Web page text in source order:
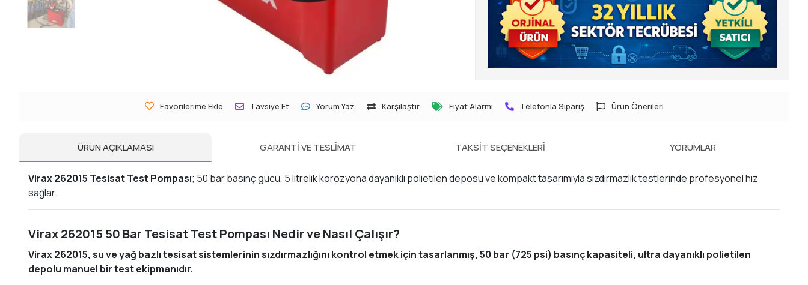
Favorilerime Ekle Tavsiye Et Yorum Yaz Karşılaştır Fiyat Alarmı Telefonla Sipariş Ürün Önerileri
ÜRÜN AÇIKLAMASI GARANTI VE TESLIMAT TAKSIT SEÇENEKLERI YORUMLAR
Virax 262015 Tesisat Test Pompası; 50 bar basınç gücü, 5 litrelik korozyona dayanıklı polietilen deposu ve kompakt tasarımıyla sızdırmazlık testlerinde profesyonel hız
sağlar.
Virax 262015 50 Bar Tesisat Test Pompası Nedir ve Nasıl Çalışır?
Virax 262015, su ve yağ bazlı tesisat sistemlerinin sızdırmazlığını kontrol etmek için tasarlanmış, 50 bar (725 psi) basınç kapasiteli, ultra dayanıklı polietilen
depolu manuel bir test ekipmanıdır.